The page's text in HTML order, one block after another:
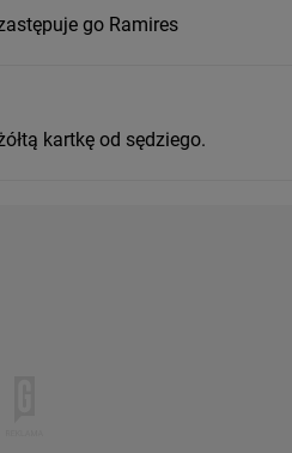
go Ramires
kartkę od sędziego.